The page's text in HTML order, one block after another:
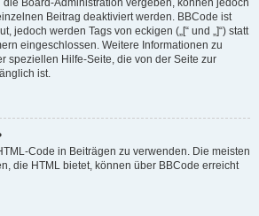
Board-Administration vergeben, können jedoch
Beitrag deaktiviert werden. BBCode ist
jedoch werden Tags von eckigen („[“ und „]“) statt
eingeschlossen. Weitere Informationen zu
speziellen Hilfe-Seite, die von der Seite zur
ist.
Code in Beiträgen zu verwenden. Die meisten
die HTML bietet, können über BBCode erreicht